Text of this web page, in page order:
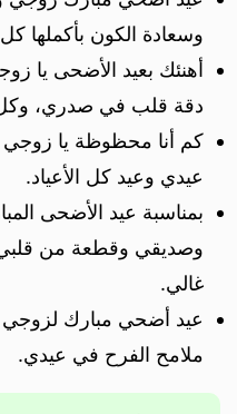
وسعادة الكون بأكملها
أهنئك بعيد الأضحى يا
دقة قلب في صدري،
كم أنا محظوظة يا زوجي
عيدي وعيد كل الأعياد.
بمناسبة عيد الأضحى
وصديقي وقطعة من
غالي.
عيد أضحي مبارك
ملامح الفرح في عيدي.